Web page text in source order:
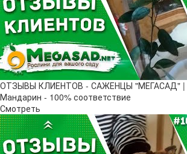
ОТЗЫВЫ КЛИЕНТОВ - САЖЕНЦЫ "МЕГАСАД" |
Мандарин - 100% соответствие
Смотреть